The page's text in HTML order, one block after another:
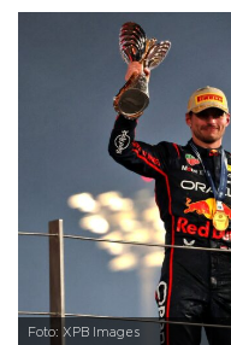
Foto: XPB Images